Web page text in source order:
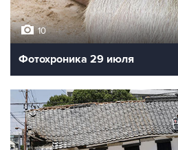
10
Фотохроника 29 июля